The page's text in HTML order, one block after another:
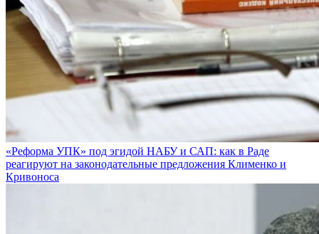
«Реформа УПК» под эгидой НАБУ и САП: как в Раде
реагируют на законодательные предложения Клименко и
Кривоноса